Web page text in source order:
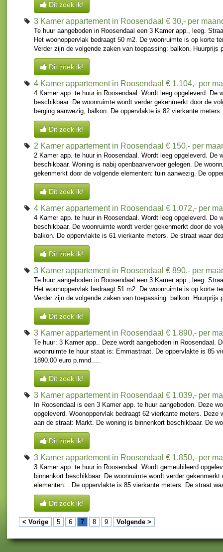
Dit zoek ik!
3 Kamer appartement in Roosendaal € 30,- per
Te huur aangeboden in Roosendaal een 3 Kamer app., leeg.
Het woonoppervlak bedraagt 50 m2. De woonruimte is op korte
Verder zijn de volgende zaken van toepassing: balkon. Huurprijs
Dit zoek ik!
4 Kamer appartement in Roosendaal € 1.104,- per
4 Kamer app. te huur in Roosendaal. Wordt leeg opgeleverd. De
beschikbaar. De woonruimte wordt verder gekenmerkt door de
berging aanwezig, balkon. De oppervlakte is 82 vierkante
Dit zoek ik!
2 Kamer appartement in Roosendaal € 150,- per
2 Kamer app. te huur in Roosendaal. Wordt leeg opgeleverd. De
beschikbaar. Woning is nabij openbaarvervoer gelegen. De
gekenmerkt door de volgende elementen: tuin aanwezig. De
Dit zoek ik!
4 Kamer appartement in Roosendaal € 1.072,- per
4 Kamer app. te huur in Roosendaal. Wordt leeg opgeleverd. De
beschikbaar. De woonruimte wordt verder gekenmerkt door de
balkon. De oppervlakte is 61 vierkante meters. De straat waar
Dit zoek ik!
3 Kamer appartement in Roosendaal € 890,- per
Te huur aangeboden in Roosendaal een 3 Kamer app., leeg.
Het woonoppervlak bedraagt 51 m2. De woonruimte is op korte
Verder zijn de volgende zaken van toepassing: balkon. Huurprijs
Dit zoek ik!
3 Kamer appartement in Roosendaal € 1.890,- per
Te huur: 3 Kamer app.. Deze wordt aangeboden in Roosendaal.
woonruimte te huur staat is: Emmastraat. De oppervlakte is 85
1890.00 euro p.mnd.....
Dit zoek ik!
3 Kamer appartement in Roosendaal € 1.039,- per
In Roosendaal is een 3 Kamer app. te huur aangeboden. Deze
opgeleverd. Woonoppervlak bedraagt 62 vierkante meters. Deze
aan de straat: Markt. De woning is binnenkort beschikbaar. De
Dit zoek ik!
3 Kamer appartement in Roosendaal € 1.850,- per
3 Kamer app. te huur in Roosendaal. Wordt gemeubileerd
binnenkort beschikbaar. De woonruimte wordt verder gekenmerkt
elementen: . De oppervlakte is 85 vierkante meters. De straat
Dit zoek ik!
< Vorige 5 6 7 8 9 Volgende >